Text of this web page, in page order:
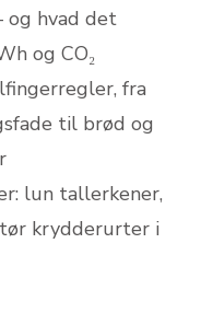
hvad det
og CO₂
fra
til brød og
lun tallerkener,
krydderurter i